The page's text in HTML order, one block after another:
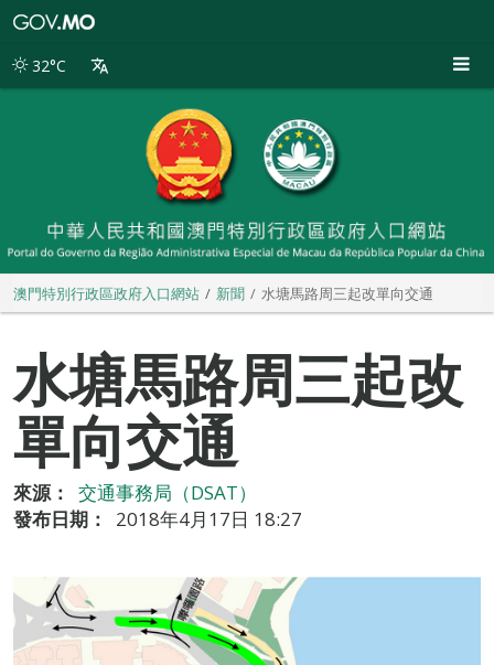
別
32°C
澳門特別行政區政府入口網站 新聞 水塘馬路周三起改單向交通
水塘馬路周三起改
單向交通
來源：
交通事務局（DSAT）
發布日期：
2018年4月17日 18:27